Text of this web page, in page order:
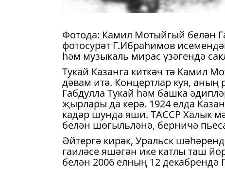
Фотода: Камил Мотыйгый белән
фотосурәт Г.Ибраһимов
һәм музыкаль мирас үзәгендә
Тукай Казанга киткәч тә Камил
дәвам итә. Концертлар куя,
Габдулла Тукай һәм башка
җырлары да керә. 1924 елда
кадәр шунда яши. ТАССР Халык
белән шөгыльләнә, берничә
Әйтергә кирәк, Уральск
гаиләсе яшәгән ике катлы таш
белән 2006 елның 12 декабрендә